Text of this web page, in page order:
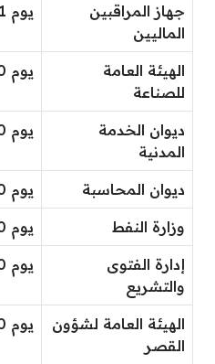
جهاز المراقبين
الماليين
يوم 21 من كل شهر ميلادي
الهيئة العامة
للصناعة
يوم 20 من كل شهر ميلادي
ديوان الخدمة
المدنية
يوم 20 من كل شهر ميلادي
ديوان المحاسبة يوم 20 من كل شهر ميلادي
وزارة النفط يوم 20 من كل شهر ميلادي
إدارة الفتوى
والتشريع
يوم 20 من كل شهر ميلادي
الهيئة العامة لشؤون
القصر
يوم 20 من كل شهر ميلادي